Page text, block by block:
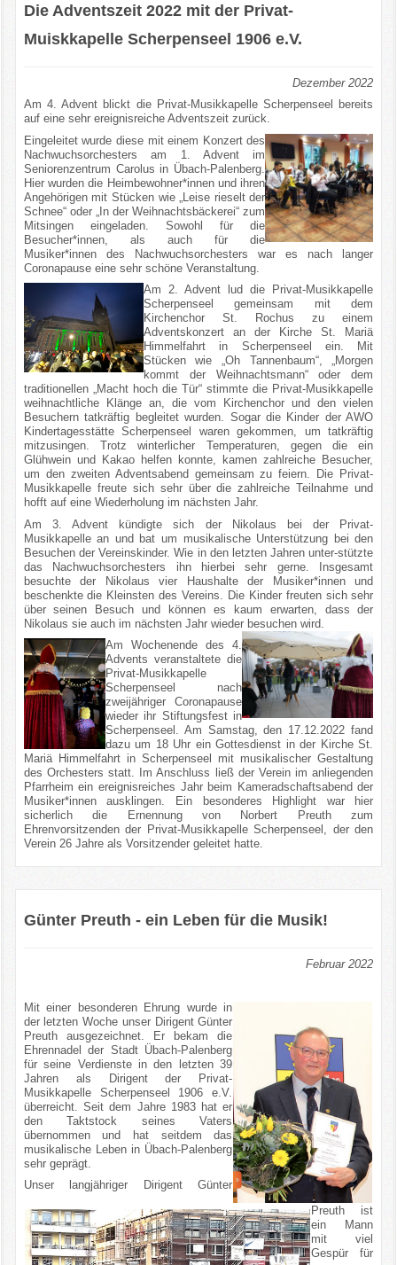
Die Adventszeit 2022 mit der Privat-
Muiskkapelle Scherpenseel 1906 e.V.
Dezember 2022
Am 4. Advent blickt die Privat-Musikkapelle Scherpenseel bereits
auf eine sehr ereignisreiche Adventszeit zurück.
Eingeleitet wurde diese mit einem Konzert des
Nachwuchsorchesters am 1. Advent im
Seniorenzentrum Carolus in Übach-Palenberg.
Hier wurden die Heimbewohner*innen und ihren
Angehörigen mit Stücken wie „Leise rieselt der
Schnee“ oder „In der Weihnachtsbäckerei“ zum
Mitsingen eingeladen. Sowohl für die
Besucher*innen, als auch für die
Musiker*innen des Nachwuchsorchesters war es nach langer
Coronapause eine sehr schöne Veranstaltung.
Am 2. Advent lud die Privat-Musikkapelle
Scherpenseel gemeinsam mit dem
Kirchenchor St. Rochus zu einem
Adventskonzert an der Kirche St. Mariä
Himmelfahrt in Scherpenseel ein. Mit
Stücken wie „Oh Tannenbaum“, „Morgen
kommt der Weihnachtsmann“ oder dem
traditionellen „Macht hoch die Tür“ stimmte die Privat-Musikkapelle
weihnachtliche Klänge an, die vom Kirchenchor und den vielen
Besuchern tatkräftig begleitet wurden. Sogar die Kinder der AWO
Kindertagesstätte Scherpenseel waren gekommen, um tatkräftig
mitzusingen. Trotz winterlicher Temperaturen, gegen die ein
Glühwein und Kakao helfen konnte, kamen zahlreiche Besucher,
um den zweiten Adventsabend gemeinsam zu feiern. Die Privat-
Musikkapelle freute sich sehr über die zahlreiche Teilnahme und
hofft auf eine Wiederholung im nächsten Jahr.
Am 3. Advent kündigte sich der Nikolaus bei der Privat-
Musikkapelle an und bat um musikalische Unterstützung bei den
Besuchen der Vereinskinder. Wie in den letzten Jahren unter-stützte
das Nachwuchsorchesters ihn hierbei sehr gerne. Insgesamt
besuchte der Nikolaus vier Haushalte der Musiker*innen und
beschenkte die Kleinsten des Vereins. Die Kinder freuten sich sehr
über seinen Besuch und können es kaum erwarten, dass der
Nikolaus sie auch im nächsten Jahr wieder besuchen wird.
Am Wochenende des 4.
Advents veranstaltete die
Privat-Musikkapelle
Scherpenseel nach
zweijähriger Coronapause
wieder ihr Stiftungsfest in
Scherpenseel. Am Samstag, den 17.12.2022 fand
dazu um 18 Uhr ein Gottesdienst in der Kirche St.
Mariä Himmelfahrt in Scherpenseel mit musikalischer Gestaltung
des Orchesters statt. Im Anschluss ließ der Verein im anliegenden
Pfarrheim ein ereignisreiches Jahr beim Kameradschaftsabend der
Musiker*innen ausklingen. Ein besonderes Highlight war hier
sicherlich die Ernennung von Norbert Preuth zum
Ehrenvorsitzenden der Privat-Musikkapelle Scherpenseel, der den
Verein 26 Jahre als Vorsitzender geleitet hatte.
Günter Preuth - ein Leben für die Musik!
Februar 2022
Mit einer besonderen Ehrung wurde in
der letzten Woche unser Dirigent Günter
Preuth ausgezeichnet. Er bekam die
Ehrennadel der Stadt Übach-Palenberg
für seine Verdienste in den letzten 39
Jahren als Dirigent der Privat-
Musikkapelle Scherpenseel 1906 e.V.
überreicht. Seit dem Jahre 1983 hat er
den Taktstock seines Vaters
übernommen und hat seitdem das
musikalische Leben in Übach-Palenberg
sehr geprägt.
Unser langjähriger Dirigent Günter
Preuth ist
ein Mann
mit viel
Gespür für